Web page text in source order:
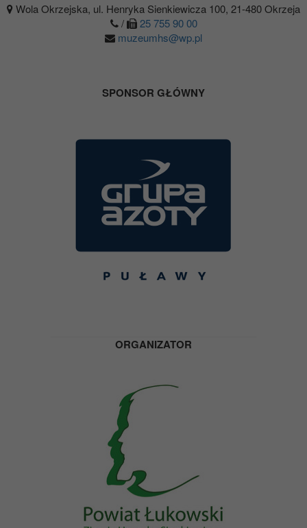
Wola Okrzejska, ul. Henryka Sienkiewicza 100, 21-480 Okrzeja
/
25 755 90 00
muzeumhs@wp.pl
SPONSOR GŁÓWNY
ORGANIZATOR